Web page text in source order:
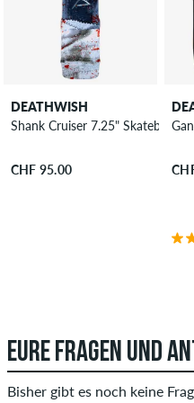
DEATHWISH
Shank Cruiser 7.25" Skateboard
CHF 95.00
EURE FRAGEN UND
Bisher gibt es noch keine